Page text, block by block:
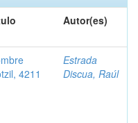
Autor(es)
4211
Estrada
Discua, Raúl